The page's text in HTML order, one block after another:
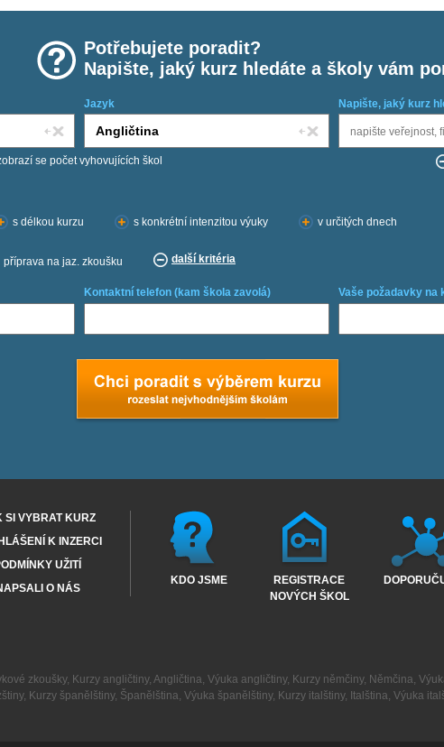
Potřebujete poradit?
Napište, jaký kurz hledáte a školy vám
Jazyk Napište, jaký kurz
se počet vyhovujících škol
s délkou kurzu s konkrétní intenzitou výuky v určitých dnech
příprava na jaz. zkoušku další kritéria
Kontaktní telefon (kam škola zavolá) Vaše požadavky na
SI VYBRAT KURZ
K INZERCI
UŽITÍ
O NÁS
KDO JSME
REGISTRACE
NOVÝCH ŠKOL
zkoušky, Kurzy angličtiny, Angličtina, Výuka angličtiny, Kurzy němčiny, Němčina,
, Kurzy španělštiny, Španělština, Výuka španělštiny, Kurzy italštiny, Italština, Výuka